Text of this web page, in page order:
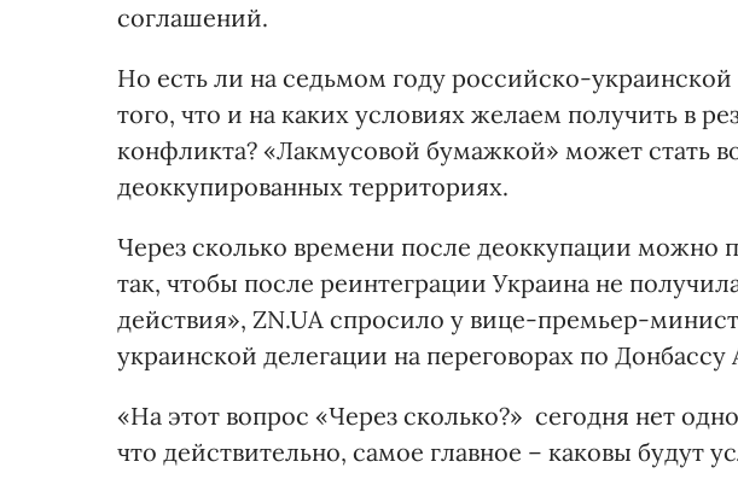
соглашений.
Но есть ли на седьмом году российско-
того, что и на каких условиях желаем получить в
конфликта? «Лакмусовой бумажкой» может стать
деоккупированных территориях.
Через сколько времени после деоккупации можно
так, чтобы после реинтеграции Украина не
действия», ZN.UA спросило у вице-премьер-
украинской делегации на переговорах по Донбассу
«На этот вопрос «Через сколько?» сегодня нет
что действительно, самое главное – каковы будут